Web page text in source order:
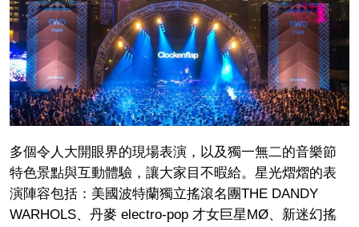
多個令人大開眼界的現場表演，以及獨一無二的音樂節
特色景點與互動體驗，讓大家目不暇給。星光熠熠的表
演陣容包括：美國波特蘭獨立搖滾名團THE DANDY
WARHOLS、丹麥 electro-pop 才女巨星MØ、新迷幻搖